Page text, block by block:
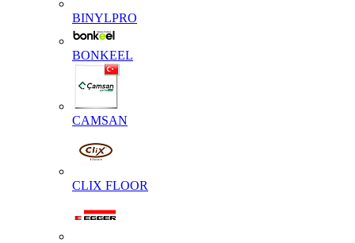
BINYLPRO
BONKEEL
CAMSAN
CLIX FLOOR